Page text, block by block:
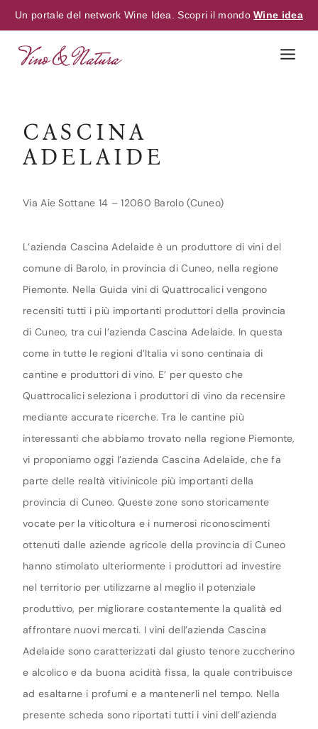
Un portale del network Wine Idea. Scopri il mondoWine idea
CASCINA
ADELAIDE
Via Aie Sottane 14 – 12060 Barolo (Cuneo)
L’azienda Cascina Adelaide è un produttore di vini del
comune di Barolo, in provincia di Cuneo, nella regione
Piemonte. Nella Guida vini di Quattrocalici vengono
recensiti tutti i più importanti produttori della provincia
di Cuneo, tra cui l’azienda Cascina Adelaide. In questa
come in tutte le regioni d’Italia vi sono centinaia di
cantine e produttori di vino. E’ per questo che
Quattrocalici seleziona i produttori di vino da recensire
mediante accurate ricerche. Tra le cantine più
interessanti che abbiamo trovato nella regione Piemonte,
vi proponiamo oggi l’azienda Cascina Adelaide, che fa
parte delle realtà vitivinicole più importanti della
provincia di Cuneo. Queste zone sono storicamente
vocate per la viticoltura e i numerosi riconoscimenti
ottenuti dalle aziende agricole della provincia di Cuneo
hanno stimolato ulteriormente i produttori ad investire
nel territorio per utilizzarne al meglio il potenziale
produttivo, per migliorare costantemente la qualità ed
affrontare nuovi mercati. I vini dell’azienda Cascina
Adelaide sono caratterizzati dal giusto tenore zuccherino
e alcolico e da buona acidità fissa, la quale contribuisce
ad esaltarne i profumi e a mantenerli nel tempo. Nella
presente scheda sono riportati tutti i vini dell’azienda